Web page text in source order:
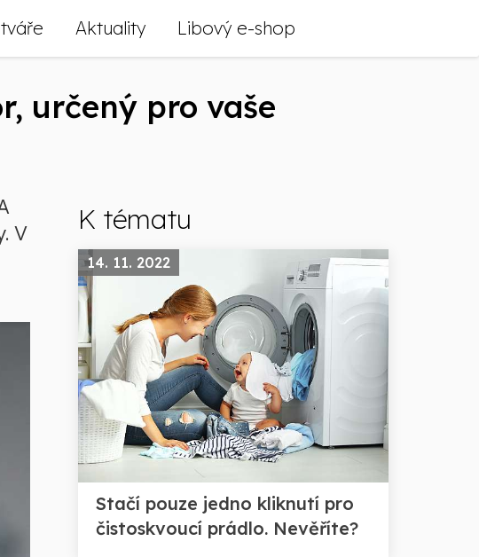
Aktuality Libový e-shop
určený pro vaše
V
K tématu
14. 11. 2022
Stačí pouze jedno kliknutí pro
čistoskvoucí prádlo. Nevěříte?